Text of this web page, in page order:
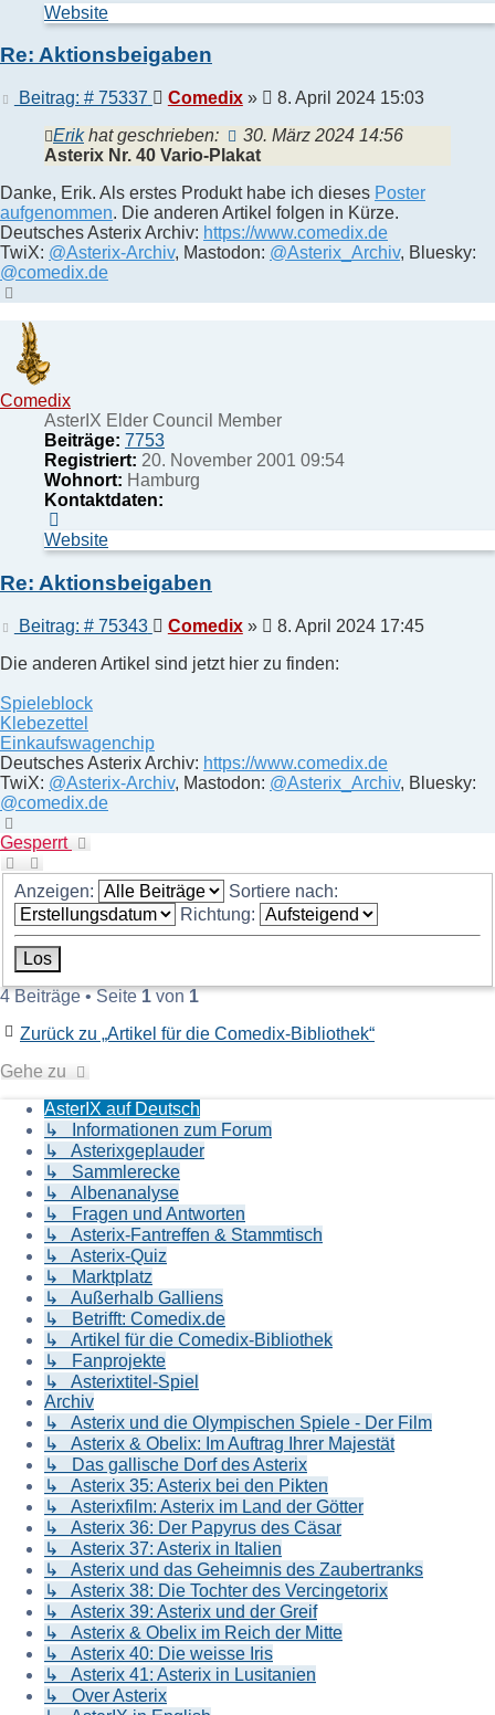
von
Comedix
Website
Re: Aktionsbeigaben
Beitrag: # 75337Beitrag
Comedix»
8. April 2024 15:03
Erikhat geschrieben:
30. März 2024 14:56
Asterix Nr. 40 Vario-Plakat
Danke, Erik. Als erstes Produkt habe ich dieses Poster
aufgenommen. Die anderen Artikel folgen in Kürze.
Deutsches Asterix Archiv: https://www.comedix.de
TwiX: @Asterix-Archiv, Mastodon: @Asterix_Archiv, Bluesky:
@comedix.de
Comedix
AsterIX Elder Council Member
Beiträge: 7753
Registriert: 20. November 2001 09:54
Wohnort: Hamburg
Kontaktdaten:
von
Comedix
Website
Re: Aktionsbeigaben
Beitrag: # 75343Beitrag
Comedix»
8. April 2024 17:45
Die anderen Artikel sind jetzt hier zu finden:
Spieleblock
Klebezettel
Einkaufswagenchip
Deutsches Asterix Archiv: https://www.comedix.de
TwiX: @Asterix-Archiv, Mastodon: @Asterix_Archiv, Bluesky:
@comedix.de
oben
Gesperrt
Anzeigen:
Sortiere nach:
Richtung:
4 Beiträge • Seite1von1
Zurück zu „Artikel für die Comedix-Bibliothek“
Gehe zu
AsterIX auf Deutsch
↳ Informationen zum Forum
↳ Asterixgeplauder
↳ Sammlerecke
↳ Albenanalyse
↳ Fragen und Antworten
↳ Asterix-Fantreffen & Stammtisch
↳ Asterix-Quiz
↳ Marktplatz
↳ Außerhalb Galliens
↳ Betrifft: Comedix.de
↳ Artikel für die Comedix-Bibliothek
↳ Fanprojekte
↳ Asterixtitel-Spiel
Archiv
↳ Asterix und die Olympischen Spiele - Der Film
↳ Asterix & Obelix: Im Auftrag Ihrer Majestät
↳ Das gallische Dorf des Asterix
↳ Asterix 35: Asterix bei den Pikten
↳ Asterixfilm: Asterix im Land der Götter
↳ Asterix 36: Der Papyrus des Cäsar
↳ Asterix 37: Asterix in Italien
↳ Asterix und das Geheimnis des Zaubertranks
↳ Asterix 38: Die Tochter des Vercingetorix
↳ Asterix 39: Asterix und der Greif
↳ Asterix & Obelix im Reich der Mitte
↳ Asterix 40: Die weisse Iris
↳ Asterix 41: Asterix in Lusitanien
↳ Over Asterix